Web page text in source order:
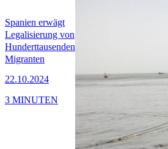
Spanien erwägt
Legalisierung von
Hunderttausenden
Migranten
22.10.2024
3 MINUTEN